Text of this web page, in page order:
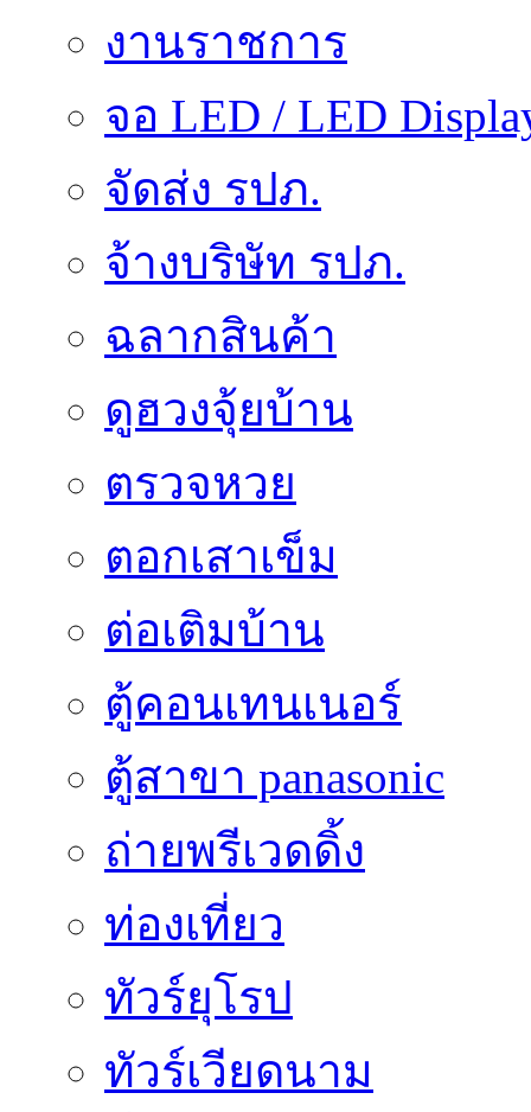
งานราชการ
จอ LED / LED
จัดส่ง รปภ.
จ้างบริษัท รปภ.
ฉลากสินค้า
ดูฮวงจุ้ยบ้าน
ตรวจหวย
ตอกเสาเข็ม
ต่อเติมบ้าน
ตู้คอนเทนเนอร์
ตู้สาขา panasonic
ถ่ายพรีเวดดิ้ง
ท่องเที่ยว
ทัวร์ยุโรป
ทัวร์เวียดนาม